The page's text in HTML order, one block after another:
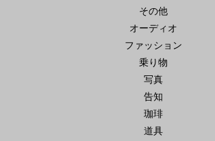
その他
オーディオ
ファッション
乗り物
写真
告知
珈琲
道具